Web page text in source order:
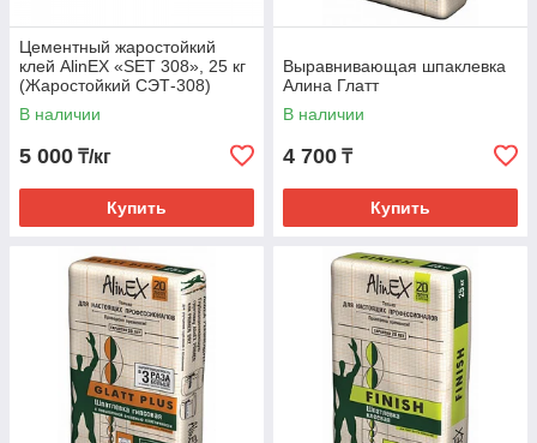
Цементный жаростойкий
клей AlinEX «SET 308», 25 кг
(Жаростойкий СЭТ-308)
В наличии
5 000 ₸/кг
Купить
Выравнивающая шпаклевка
Алина Глатт
В наличии
4 700 ₸
Купить